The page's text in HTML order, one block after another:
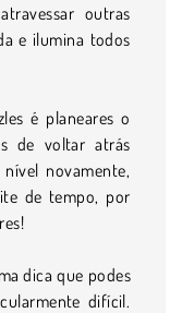
outras
e ilumina todos
é planeares o
de voltar atrás
novamente,
de tempo, por
dica que podes
difícil.